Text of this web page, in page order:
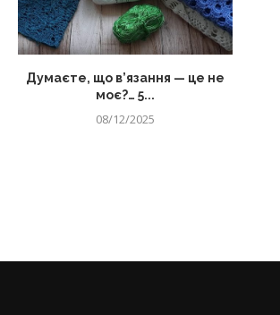
Думаєте, що в’язання — це не
моє?… 5...
08/12/2025